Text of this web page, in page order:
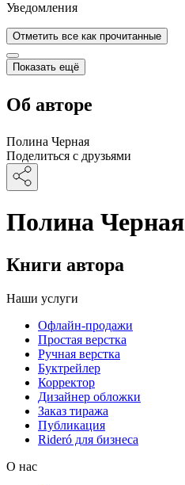
Уведомления
Отметить все как прочитанные
Показать ещё
Об авторе
Полина Черная
Поделиться с друзьями
Полина Черная
Книги автора
Наши услуги
Офлайн-продажи
Простая верстка
Ручная верстка
Буктрейлер
Корректор
Дизайнер обложки
Заказ тиража
Публикация
Rideró для бизнеса
О нас